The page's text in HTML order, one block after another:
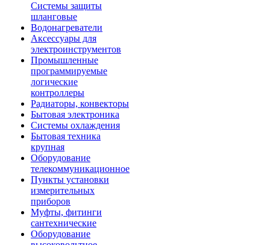
Системы защиты
шланговые
Водонагреватели
Аксессуары для
электроинструментов
Промышленные
программируемые
логические
контроллеры
Радиаторы, конвекторы
Бытовая электроника
Системы охлаждения
Бытовая техника
крупная
Оборудование
телекоммуникационное
Пункты установки
измерительных
приборов
Муфты, фитинги
сантехнические
Оборудование